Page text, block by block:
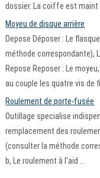
dossier. La coiffe est maint
Moyeu de disque arrière
Depose Déposer : Le
méthode correspondante),
Repose Reposer : Le
au couple les quatre vis de
Roulement de porte-fusée
Outillage specialise
remplacement des
(consulter la méthode
b, Le roulement à l'aid ...